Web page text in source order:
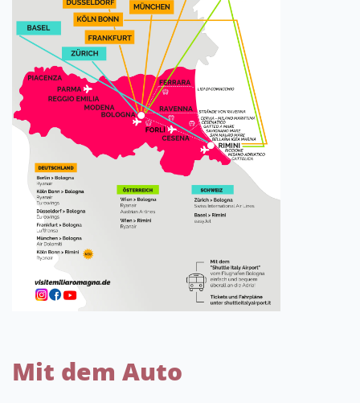
Mit dem Auto